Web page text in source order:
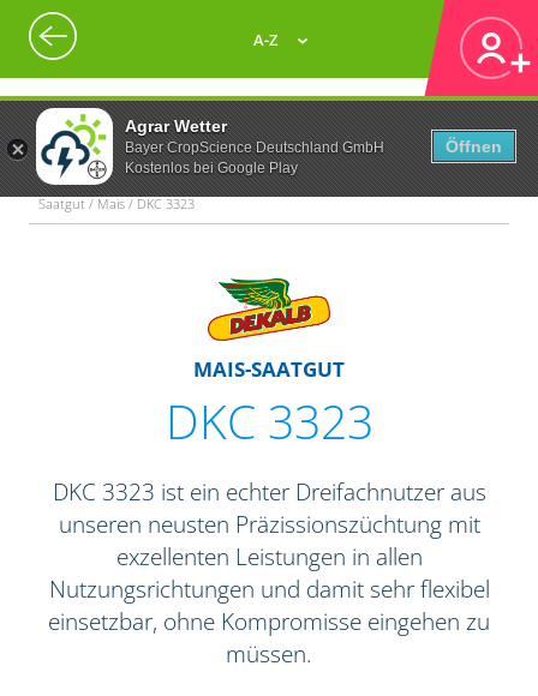
Agrar Wetter
Bayer CropScience Deutschland GmbH
Kostenlos bei Google Play
Öffnen
A-Z
Saatgut / Mais / DKC 3323
MAIS-SAATGUT
DKC 3323
DKC 3323 ist ein echter Dreifachnutzer aus
unseren neusten Präzissionszüchtung mit
exzellenten Leistungen in allen
Nutzungsrichtungen und damit sehr flexibel
einsetzbar, ohne Kompromisse eingehen zu
müssen.